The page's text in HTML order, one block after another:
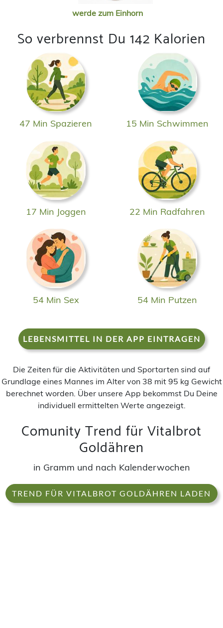
werde zum Einhorn
So verbrennst Du 142 Kalorien
47 Min Spazieren 15 Min Schwimmen
17 Min Joggen 22 Min Radfahren
54 Min Sex 54 Min Putzen
LEBENSMITTEL IN DER APP EINTRAGEN
Die Zeiten für die Aktivitäten und Sportarten sind auf
Grundlage eines Mannes im Alter von 38 mit 95 kg Gewicht
berechnet worden. Über unsere App bekommst Du Deine
individuell ermittelten Werte angezeigt.
Comunity Trend für Vitalbrot
Goldähren
in Gramm und nach Kalenderwochen
TREND FÜR VITALBROT GOLDÄHREN LADEN